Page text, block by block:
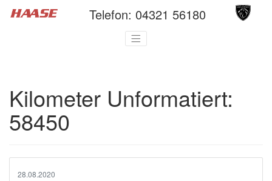
Telefon: 04321 56180
Kilometer Unformatiert:
58450
28.08.2020